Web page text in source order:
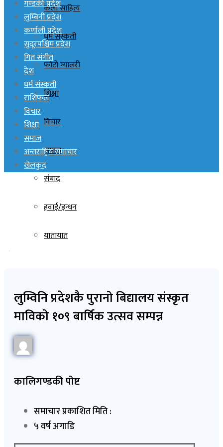
कला साहित्य
धर्म संस्कती
फोटो ग्यालरी
शिक्षा
विचार
समाज
संबाद
हवाई/इन्धन
यातायात
गण्डकी प्रदेश
लुम्बिनी प्रदेश
कर्णाली प्रदेश
सुदूरपश्चिम प्रदेश
गित संगीत
देश
धर्म संस्कती
राशिफल
विचार
शिक्षा
समाज
अन्तराष्ट्रिय समाचार
खेलकुद
लुम्विनि प्रदेशकै पुरानो बिद्यालय संस्कृत
माविको १०९ बार्षिक उत्सव सम्पन्न
कालिगण्डकी पोष्ट
समाचार प्रकाशित मिति :
५ वर्ष अगाडि